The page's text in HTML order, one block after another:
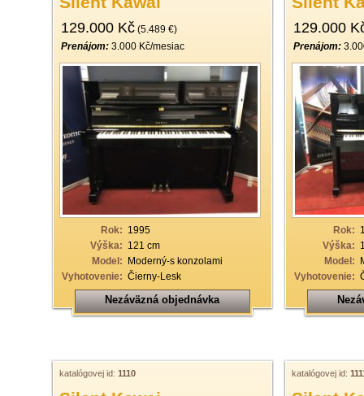
129.000 Kč (5.489 €)
Prenájom: 3.000 Kč/mesiac
Rok: 1995
Výška: 121 cm
Model: Moderný-s konzolami
Vyhotovenie: Čierny-Lesk
Nezáväzná objednávka
129.000
Prenájom:
Rok:
Výška:
Model:
Vyhotovenie:
katalógovej id: 1110 katalógovej id: